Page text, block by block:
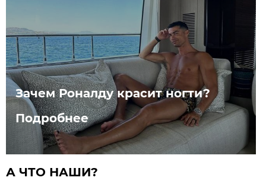
Зачем Роналду красит ногти?
Подробнее
А ЧТО НАШИ?